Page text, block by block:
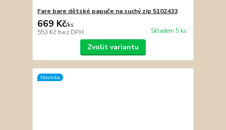
Fare bare dětské papuče na suchý zip 5102433
669 Kč/ks
553 Kč bez DPH Skladem 5 ks
Zvolit variantu
Novinka